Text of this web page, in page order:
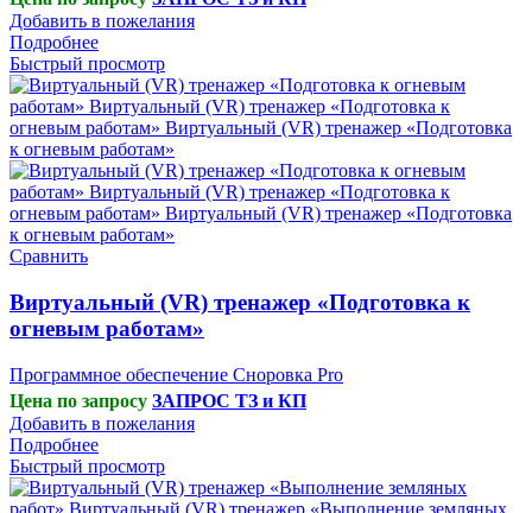
Добавить в пожелания
Подробнее
Быстрый просмотр
Сравнить
Виртуальный (VR) тренажер «Подготовка к
огневым работам»
Программное обеспечение Сноровка Pro
Цена по запросуЗАПРОС ТЗ и КП
Добавить в пожелания
Подробнее
Быстрый просмотр